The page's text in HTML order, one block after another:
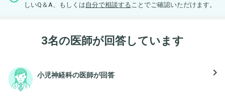
しいQ＆A、もしくは自分で相談する ことでご確認いただけます。
3名の医師が回答しています
小児神経科の医師が回答 navigate_next